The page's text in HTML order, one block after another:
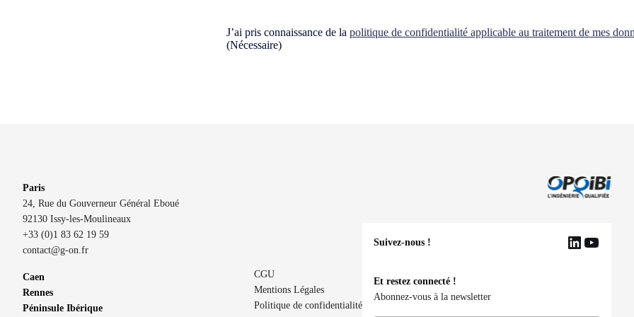
Consent(Nécessaire)
J’ai pris connaissance de la politique de confidentialité applicable au traitement de mes
(Nécessaire)
Paris
24, Rue du Gouverneur Général Eboué
92130 Issy-les-Moulineaux
+33 (0)1 83 62 19 59
contact@g-on.fr
Caen
Rennes
Péninsule Ibérique
CGU
Mentions Légales
Politique de confidentialité
Suivez-nous ! LinkedIn
Et restez connecté !
Abonnez-vous à la newsletter